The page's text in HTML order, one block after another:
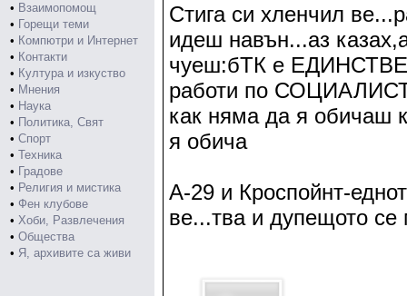
• Взаимопомощ
• Горещи теми
• Компютри и Интернет
• Контакти
• Култура и изкуство
• Мнения
• Наука
• Политика, Свят
• Спорт
• Техника
• Градове
• Религия и мистика
• Фен клубове
• Хоби, Развлечения
• Общества
• Я, архивите са живи
Стига си хленчил
идеш навън...аз
чуеш:бТК е
работи по
как няма да я обичаш
я обича
А-29 и Кроспойнт-
ве...тва и дупещото